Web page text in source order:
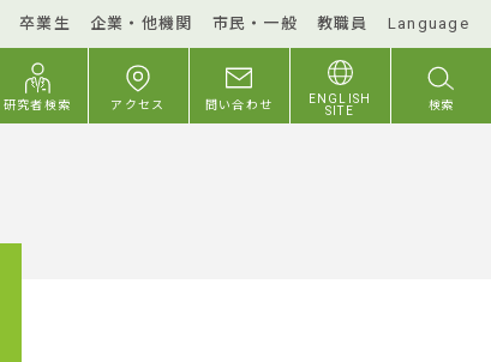
卒業生 企業・他機関 市民・一般 教職員 Language
研究者検索 アクセス 問い合わせ
ENGLISH
SITE
検索